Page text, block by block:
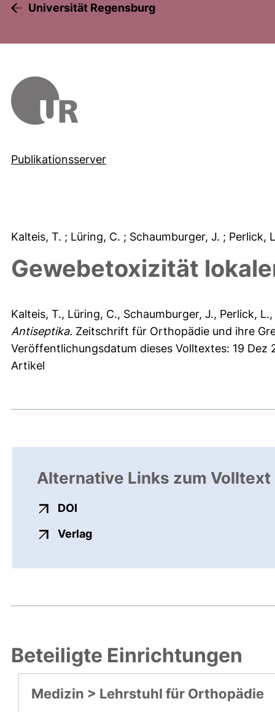
Universität Regensburg
Publikationsserver
Kalteis, T. ; Lüring, C. ; Schaumburger, J. ; Perlick,
Gewebetoxizität
Kalteis, T., Lüring, C., Schaumburger, J., Perlick, L.,
Antiseptika. Zeitschrift für Orthopädie und ihre
Veröffentlichungsdatum dieses Volltextes: 19 Dez
Artikel
Alternative Links zum Volltext
DOI
Verlagexterner Link, öffnet neues
Beteiligte Einrichtungen
Medizin > Lehrstuhl für Orthopädie